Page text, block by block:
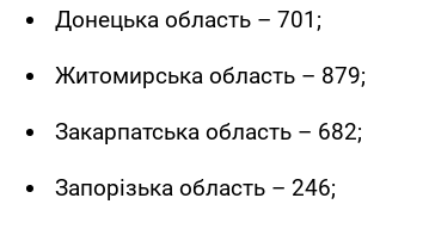
Донецька область – 701;
Житомирська область – 879;
Закарпатська область – 682;
Запорізька область – 246;